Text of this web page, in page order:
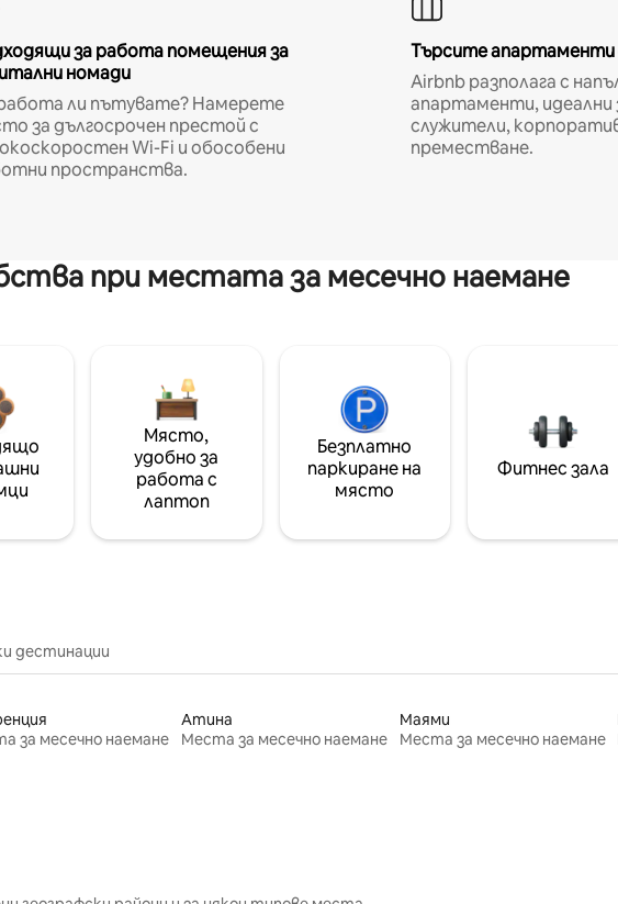
за работа помещения за
номади
ли пътувате? Намерете
за дългосрочен престой с
Wi-Fi и обособени
пространства.
Търсите апартаменти
Airbnb разполага с
апартаменти, идеални
служители,
преместване.
при местата за месечно наемане
Място,
удобно за
работа с
лаптоп
Безплатно
паркиране на
място
Фитнес зала
дестинации
за месечно наемане
Атина
Места за месечно наемане
Маями
Места за месечно наемане